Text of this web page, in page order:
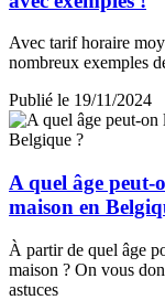
Avec tarif horaire
nombreux exemples
Publié le 19/11/2024
A quel âge peut-
maison en
À partir de quel âge
maison ? On vous
astuces